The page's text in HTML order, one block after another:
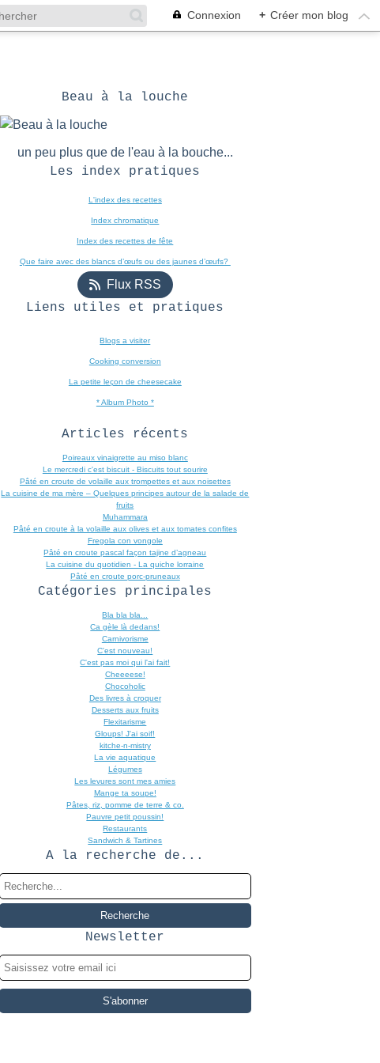
Connexion + Créer mon blog
Beau à la louche
un peu plus que de l'eau à la bouche...
Les index pratiques
L'index des recettes
Index chromatique
Index des recettes de fête
Que faire avec des blancs d’œufs ou des jaunes d’œufs?
Flux RSS
Liens utiles et pratiques
Blogs a visiter
Cooking conversion
La petite leçon de cheesecake
* Album Photo *
Articles récents
Poireaux vinaigrette au miso blanc
Le mercredi c'est biscuit - Biscuits tout sourire
Pâté en croute de volaille aux trompettes et aux noisettes
La cuisine de ma mère – Quelques principes autour de la salade de
fruits
Muhammara
Pâté en croute à la volaille aux olives et aux tomates confites
Fregola con vongole
Pâté en croute pascal façon tajine d’agneau
La cuisine du quotidien - La quiche lorraine
Pâté en croute porc-pruneaux
Catégories principales
Bla bla bla...
Ca gèle là dedans!
Carnivorisme
C'est nouveau!
C'est pas moi qui l'ai fait!
Cheeeese!
Chocoholic
Des livres à croquer
Desserts aux fruits
Flexitarisme
Gloups! J'ai soif!
kitche-n-mistry
La vie aquatique
Légumes
Les levures sont mes amies
Mange ta soupe!
Pâtes, riz, pomme de terre & co.
Pauvre petit poussin!
Restaurants
Sandwich & Tartines
A la recherche de...
Newsletter